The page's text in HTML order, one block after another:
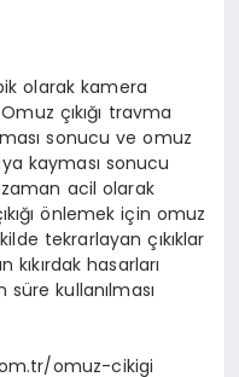
olarak kamera
çıkığı travma
sonucu ve omuz
kayması sonucu
zaman acil olarak
önlemek için omuz
tekrarlayan çıkıklar
kıkırdak hasarları
kullanılması
omuz-cikigi